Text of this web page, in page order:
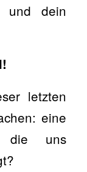
und dein
letzten
eine
die uns